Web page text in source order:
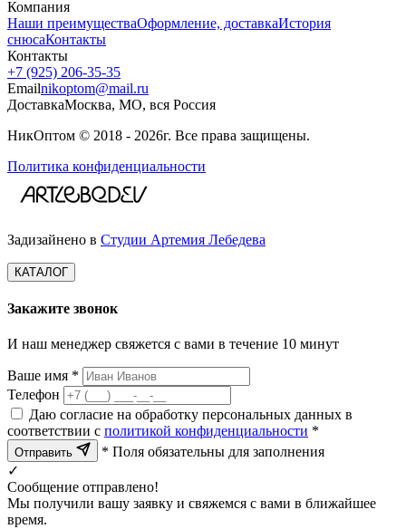
Компания
Наши преимуществаОформление, доставкаИстория
снюсаКонтакты
Контакты
+7 (925) 206‑35‑35
Emailnikoptom@mail.ru
ДоставкаМосква, МО, вся Россия
НикОптом © 2018 - 2026г. Все права защищены.
Политика конфиденциальности
Задизайнено в Студии Артемия Лебедева
КАТАЛОГ
Закажите звонок
И наш менеджер свяжется с вами в течение 10 минут
Ваше имя *
Телефон
Даю согласие на обработку персональных данных в
соответствии с политикой конфиденциальности *
Отправить
* Поля обязательны для заполнения
✓
Сообщение отправлено!
Мы получили вашу заявку и свяжемся с вами в ближайшее
время.